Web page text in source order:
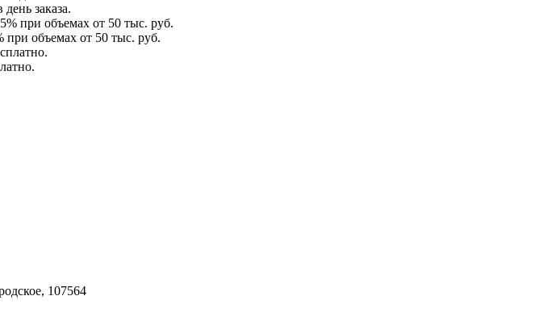
заказа.
объемах от 50 тыс. руб.
107564